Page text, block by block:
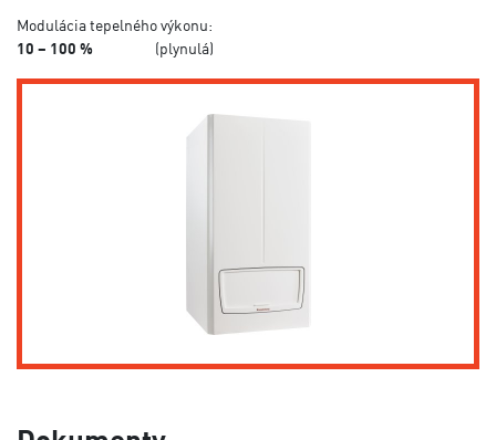
Modulácia tepelného výkonu:
10 – 100 %
(plynulá)